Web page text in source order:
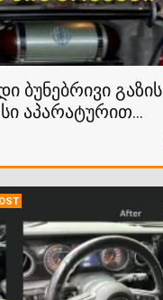
ბუნებრივი გაზის
აპარატურით